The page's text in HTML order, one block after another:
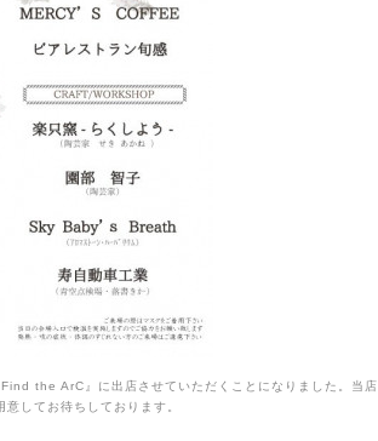
the ArC』に出店させていただくことになりました。当店
してお待ちしております。